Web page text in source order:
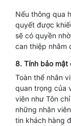
Nếu thông qua
quyết được
sẽ có quyền
can thiệp nhằm
8. Tính bảo mật
Toàn thể nhân
quan trọng của
viên như Tôn
những nhân
tin khách hàng